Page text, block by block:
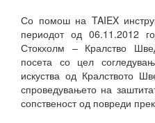
Со помош на TAIEX
периодот од 06.11.2012
Стокхолм – Кралство
посета со цел
искуства од Кралството
спроведувањето на
сопственост од повреди